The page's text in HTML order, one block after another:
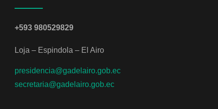
+593 980529829
Loja – Espindola – El Airo
presidencia@gadelairo.gob.ec
secretaria@gadelairo.gob.ec